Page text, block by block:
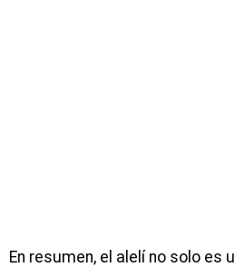
En resumen, el alelí no solo es